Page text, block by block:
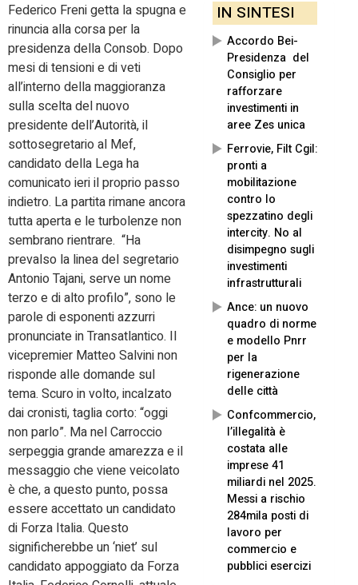
IN SINTESI
Accordo Bei-
Presidenza del
Consiglio per
rafforzare
investimenti in
aree Zes unica
Ferrovie, Filt Cgil:
pronti a
mobilitazione
contro lo
spezzatino degli
intercity. No al
disimpegno sugli
investimenti
infrastrutturali
Ance: un nuovo
quadro di norme
e modello Pnrr
per la
rigenerazione
delle città
Confcommercio,
l’illegalità è
costata alle
imprese 41
miliardi nel 2025.
Messi a rischio
284mila posti di
lavoro per
commercio e
pubblici esercizi
Federico Freni getta la spugna e
rinuncia alla corsa per la
presidenza della Consob. Dopo
mesi di tensioni e di veti
all’interno della maggioranza
sulla scelta del nuovo
presidente dell’Autorità, il
sottosegretario al Mef,
candidato della Lega ha
comunicato ieri il proprio passo
indietro. La partita rimane ancora
tutta aperta e le turbolenze non
sembrano rientrare. “Ha
prevalso la linea del segretario
Antonio Tajani, serve un nome
terzo e di alto profilo”, sono le
parole di esponenti azzurri
pronunciate in Transatlantico. Il
vicepremier Matteo Salvini non
risponde alle domande sul
tema. Scuro in volto, incalzato
dai cronisti, taglia corto: “oggi
non parlo”. Ma nel Carroccio
serpeggia grande amarezza e il
messaggio che viene veicolato
è che, a questo punto, possa
essere accettato un candidato
di Forza Italia. Questo
significherebbe un ‘niet’ sul
candidato appoggiato da Forza